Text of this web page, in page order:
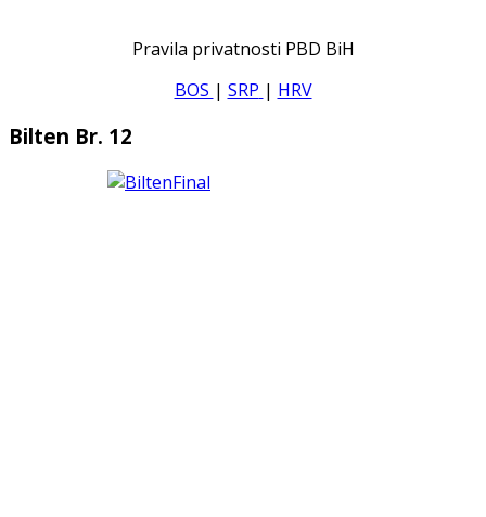
Pravila privatnosti PBD BiH
BOS | SRP | HRV
Bilten Br. 12